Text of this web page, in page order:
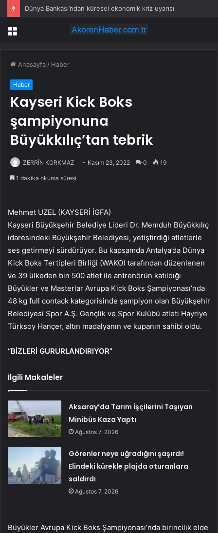
Dünya Bankası’ndan küresel ekonomik kriz uyarısı
Menü
Anasayfa / Haber
Haber
Kayseri Kick Boks
şampiyonuna
Büyükkılıç’tan tebrik
ZERRİN KORKMAZ Kasım 23, 2022 0 19
1 dakika okuma süresi
Mehmet UZEL (KAYSERİ İGFA)
Kayseri Büyükşehir Belediye Lideri Dr. Memduh Büyükkılıç
idaresindeki Büyükşehir Belediyesi, yetiştirdiği atletlerle
ses getirmeyi sürdürüyor. Bu kapsamda Antalya’da Dünya
Kick Boks Tertipleri Birliği (WAKO) tarafından düzenlenen
ve 39 ülkeden bin 500 atlet ile antrenörün katıldığı
Büyükler ve Masterlar Avrupa Kick Boks Şampiyonası’nda
48 kg full contack kategorisinde şampiyon olan Büyükşehir
Belediyesi Spor A.Ş. Gençlik ve Spor Kulübü atleti Hayriye
Türksoy Hançer, altın madalyanın ve kupanın sahibi oldu.
“BİZLERİ GURURLANDIRIYOR”
İlgili Makaleler
Aksaray’da Tarım İşçilerini Taşıyan
Minibüs Kaza Yaptı
Ağustos 7, 2026
Görenler neye uğradığını şaşırdı!
Elindeki kürekle plajda oturanlara
saldırdı
Ağustos 7, 2026
Büyükler Avrupa Kick Boks Şampiyonası’nda birincilik elde